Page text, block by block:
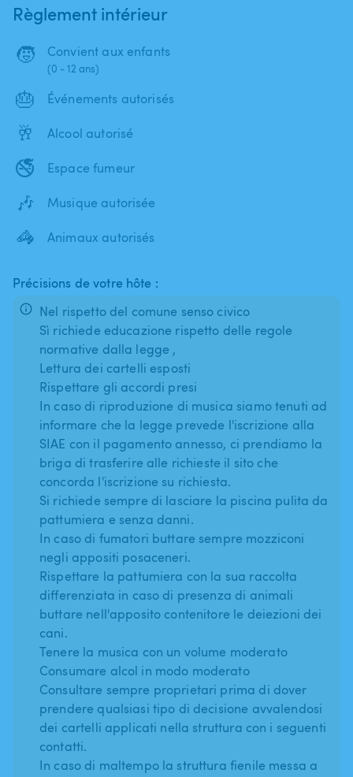
Règlement intérieur
🧒 Convient aux enfants
(0 - 12 ans)
🎂 Événements autorisés
🥂 Alcool autorisé
🚭 Espace fumeur
🎶 Musique autorisée
🦓 Animaux autorisés
Précisions de votre hôte :
Nel rispetto del comune senso civico
Sì richiede educazione rispetto delle regole
normative dalla legge ,
Lettura dei cartelli esposti
Rispettare gli accordi presi
In caso di riproduzione di musica siamo tenuti ad
informare che la legge prevede l'iscrizione alla
SIAE con il pagamento annesso, ci prendiamo la
briga di trasferire alle richieste il sito che
concorda l'iscrizione su richiesta.
Si richiede sempre di lasciare la piscina pulita da
pattumiera e senza danni.
In caso di fumatori buttare sempre mozziconi
negli appositi posaceneri.
Rispettare la pattumiera con la sua raccolta
differenziata in caso di presenza di animali
buttare nell'apposito contenitore le deiezioni dei
cani.
Tenere la musica con un volume moderato
Consumare alcol in modo moderato
Consultare sempre proprietari prima di dover
prendere qualsiasi tipo di decisione avvalendosi
dei cartelli applicati nella struttura con i seguenti
contatti.
In caso di maltempo la struttura fienile messa a